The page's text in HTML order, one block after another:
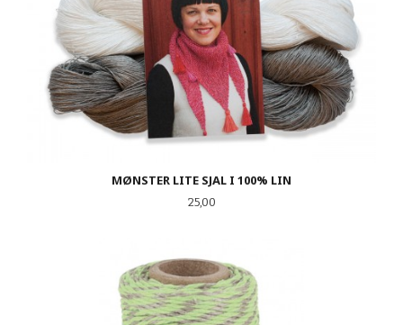
MØNSTER LITE SJAL I 100% LIN
Pris
25,00